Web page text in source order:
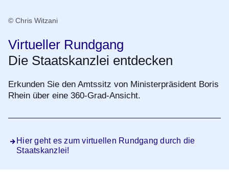
© Chris Witzani
Virtueller Rundgang
Die Staatskanzlei entdecken
Erkunden Sie den Amtssitz von Ministerpräsident Boris
Rhein über eine 360-Grad-Ansicht.
Hier geht es zum virtuellen Rundgang durch die
Staatskanzlei!